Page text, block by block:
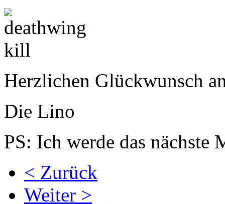
Herzlichen Glückwunsch
Die Lino
PS: Ich werde das
< Zurück
Weiter >